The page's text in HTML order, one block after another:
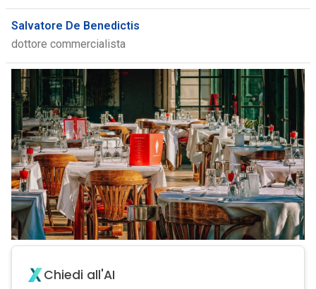
Salvatore De Benedictis
dottore commercialista
Chiedi all'AI